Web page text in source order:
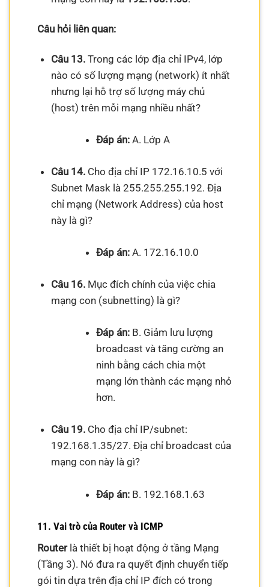
Câu hỏi liên quan:
Câu 13.Trong các lớp địa chỉ IPv4, lớp
nào có số lượng mạng (network) ít nhất
nhưng lại hỗ trợ số lượng máy chủ
(host) trên mỗi mạng nhiều nhất?
Đáp án:A. Lớp A
Câu 14.Cho địa chỉ IP 172.16.10.5 với
Subnet Mask là 255.255.255.192. Địa
chỉ mạng (Network Address) của host
này là gì?
Đáp án:A. 172.16.10.0
Câu 16.Mục đích chính của việc chia
mạng con (subnetting) là gì?
Đáp án:B. Giảm lưu lượng
broadcast và tăng cường an
ninh bằng cách chia một
mạng lớn thành các mạng nhỏ
hơn.
Câu 19.Cho địa chỉ IP/subnet:
192.168.1.35/27. Địa chỉ broadcast của
mạng con này là gì?
Đáp án:B. 192.168.1.63
11. Vai trò của Router và ICMP
Routerlà thiết bị hoạt động ở tầng Mạng
(Tầng 3). Nó đưa ra quyết định chuyển tiếp
gói tin dựa trên địa chỉ IP đích có trong